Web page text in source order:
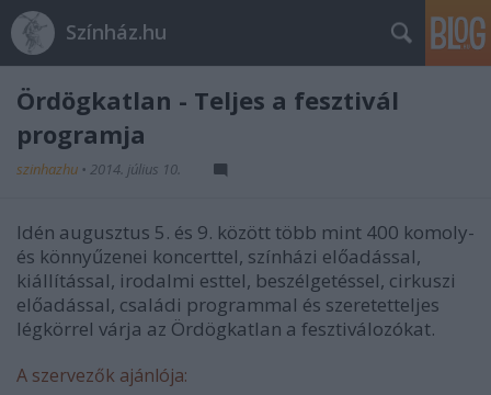
Színház.hu
Ördögkatlan - Teljes a fesztivál
programja
szinhazhu • 2014. július 10.
Idén augusztus 5. és 9. között több mint 400 komoly-
és könnyűzenei koncerttel, színházi előadással,
kiállítással, irodalmi esttel, beszélgetéssel, cirkuszi
előadással, családi programmal és szeretetteljes
légkörrel várja az Ördögkatlan a fesztiválozókat.
A szervezők ajánlója: